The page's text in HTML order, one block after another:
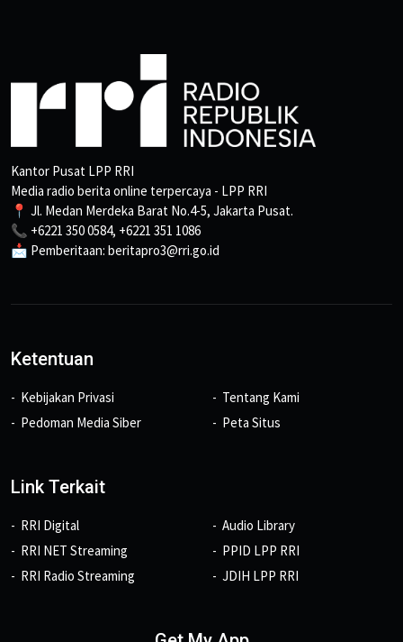
Kantor Pusat LPP RRI
Media radio berita online terpercaya - LPP RRI
📍 Jl. Medan Merdeka Barat No.4-5, Jakarta Pusat.
📞 +6221 350 0584, +6221 351 1086
📩 Pemberitaan: beritapro3@rri.go.id
Ketentuan
Kebijakan Privasi
Pedoman Media Siber
Tentang Kami
Peta Situs
Link Terkait
RRI Digital
RRI NET Streaming
RRI Radio Streaming
Audio Library
PPID LPP RRI
JDIH LPP RRI